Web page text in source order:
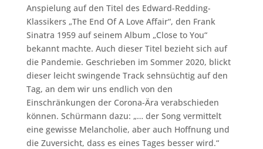
Anspielung auf den Titel des Edward-Redding-
Klassikers „The End Of A Love Affair“, den Frank
Sinatra 1959 auf seinem Album „Close to You“
bekannt machte. Auch dieser Titel bezieht sich auf
die Pandemie. Geschrieben im Sommer 2020, blickt
dieser leicht swingende Track sehnsüchtig auf den
Tag, an dem wir uns endlich von den
Einschränkungen der Corona-Ära verabschieden
können. Schürmann dazu: „… der Song vermittelt
eine gewisse Melancholie, aber auch Hoffnung und
die Zuversicht, dass es eines Tages besser wird.“